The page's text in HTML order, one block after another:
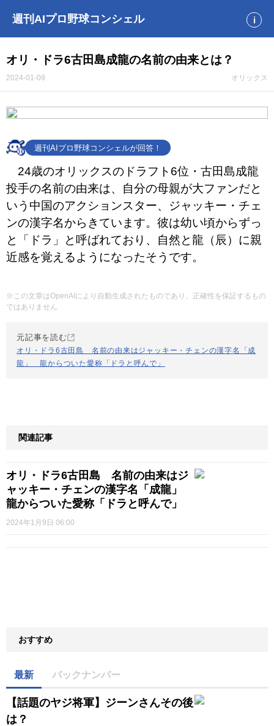
週刊AIプロ野球コンシェル i
オリ・ドラ6古田島成龍の名前の由来とは？
2024-01-09 オリックス
週刊AIプロ野球コンシェルが回答！
24歳のオリックスのドラフト6位・古田島成龍
投手の名前の由来は、自分の母親が大ファンだと
いう中国のアクションスター、ジャッキー・チェ
ンの漢字名からきています。彼は幼い頃からずっ
と「ドラ」と呼ばれており、自然と龍（辰）に親
近感を覚えるようになったそうです。
※この文章はOpenAIにより自動生成されたものであり、正確性を保証するもの
ではありません
元記事を読む
オリ・ドラ6古田島 名前の由来はジャッキー・チェンの漢字名「成
龍」 龍からついた愛称「ドラと呼んで」
関連記事
オリ・ドラ6古田島 名前の由来はジ
ャッキー・チェンの漢字名「成龍」
龍からついた愛称「ドラと呼んで」
2024年1月9日 06:00
おすすめ
最新 バックナンバー
【話題のヤジ将軍】ジーンさんその後
は？